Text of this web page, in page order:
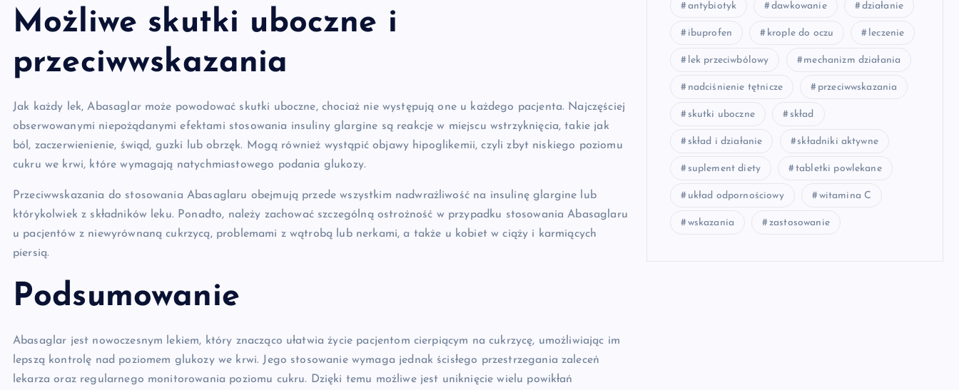
Możliwe skutki uboczne i
przeciwwskazania
Jak każdy lek, Abasaglar może powodować skutki uboczne, chociaż nie występują one u każdego pacjenta. Najczęściej
obserwowanymi niepożądanymi efektami stosowania insuliny glargine są reakcje w miejscu wstrzyknięcia, takie jak
ból, zaczerwienienie, świąd, guzki lub obrzęk. Mogą również wystąpić objawy hipoglikemii, czyli zbyt niskiego poziomu
cukru we krwi, które wymagają natychmiastowego podania glukozy.
Przeciwwskazania do stosowania Abasaglaru obejmują przede wszystkim nadwrażliwość na insulinę glargine lub
którykolwiek z składników leku. Ponadto, należy zachować szczególną ostrożność w przypadku stosowania Abasaglaru
u pacjentów z niewyrównaną cukrzycą, problemami z wątrobą lub nerkami, a także u kobiet w ciąży i karmiących
piersią.
Podsumowanie
Abasaglar jest nowoczesnym lekiem, który znacząco ułatwia życie pacjentom cierpiącym na cukrzycę, umożliwiając im
lepszą kontrolę nad poziomem glukozy we krwi. Jego stosowanie wymaga jednak ścisłego przestrzegania zaleceń
lekarza oraz regularnego monitorowania poziomu cukru. Dzięki temu możliwe jest uniknięcie wielu powikłań
antybiotyk dawkowanie działanie
ibuprofen krople do oczu leczenie
lek przeciwbólowy mechanizm działania
nadciśnienie tętnicze przeciwwskazania
skutki uboczne skład
skład i działanie składniki aktywne
suplement diety tabletki powlekane
układ odpornościowy witamina C
wskazania zastosowanie